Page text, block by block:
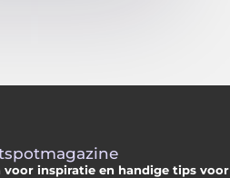
voor inspiratie en handige tips voor